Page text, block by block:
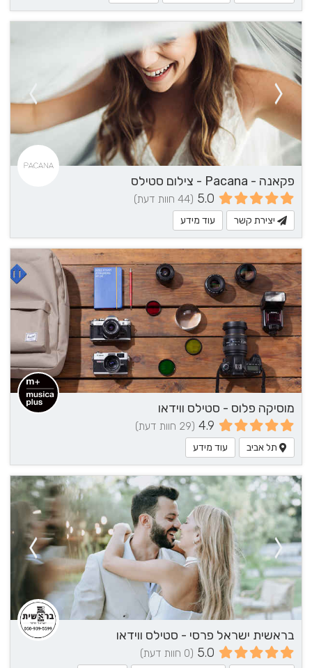
פקאנה - Pacana - צילום סטילס
5.0 (44 חוות דעת)
יצירת קשר עוד מידע
מוסיקה פלוס - סטילס ווידאו
4.9 (29 חוות דעת)
תל אביב עוד מידע
בראשית ישראל פרסי - סטילס ווידאו
5.0 (0 חוות דעת)